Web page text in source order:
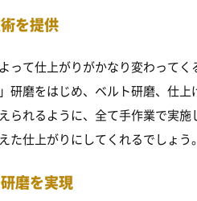
を提供
って仕上がりがかなり変わって
研磨をはじめ、ベルト研磨、仕
られるように、全て手作業で実
た仕上がりにしてくれるでしょ
磨を実現